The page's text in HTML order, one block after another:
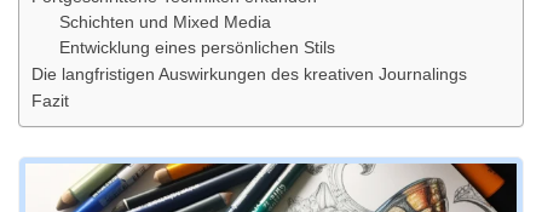
Schichten und Mixed Media
Entwicklung eines persönlichen Stils
Die langfristigen Auswirkungen des kreativen Journalings
Fazit